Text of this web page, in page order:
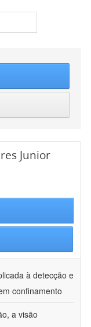
Junior
à detecção e
confinamento
a visão